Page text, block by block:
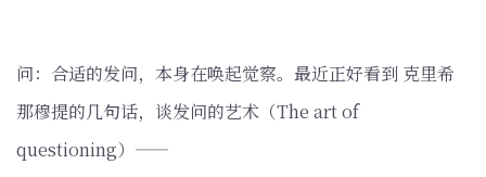
问：合适的发问，本身在唤起觉察。最近正好看到 克里希
那穆提的几句话，谈发问的艺术（The art of
questioning）——